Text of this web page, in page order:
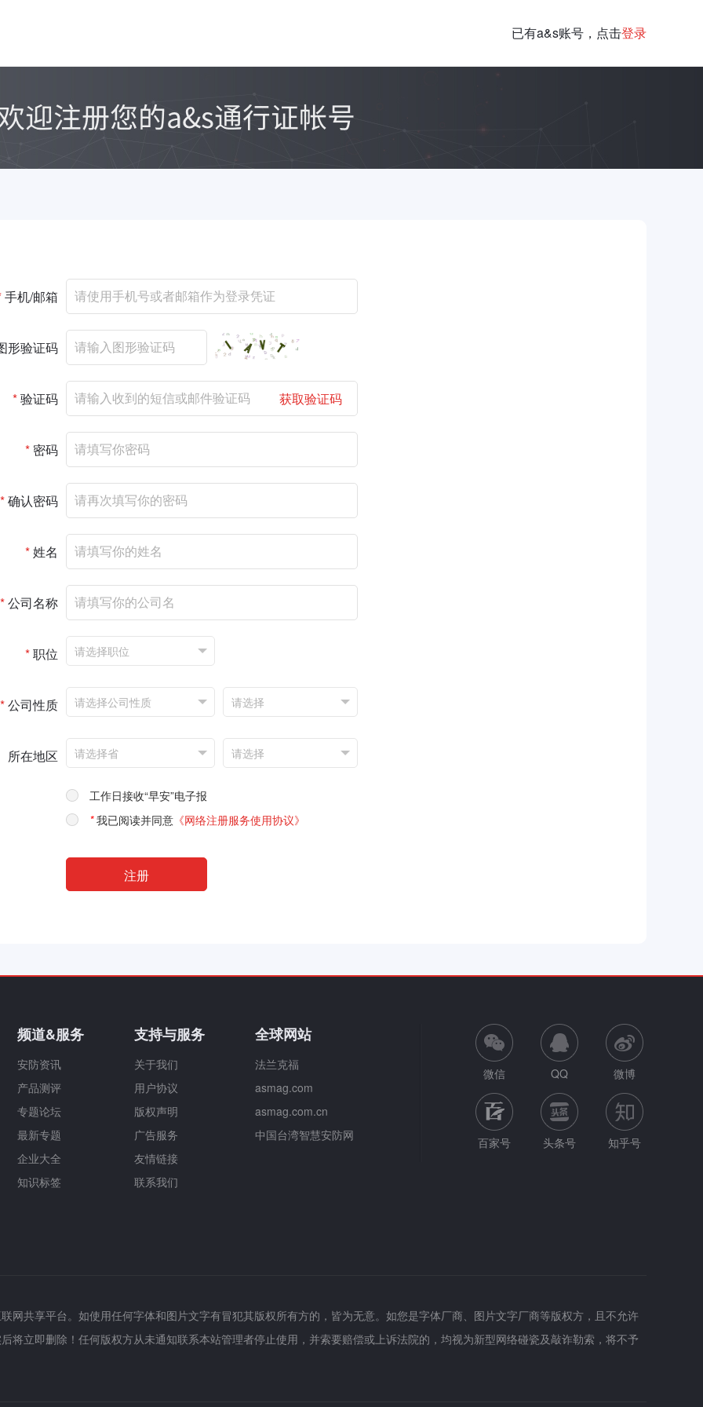
已有a&s账号，点击登录
手机/邮箱
形验证码
*验证码 获取验证码
* 密码
*确认密码
*姓名
*公司名称
*职位
*公司性质
所在地区
工作日接收“早安”电子报
*我已阅读并同意 《网络注册服务使用协议》
频道&服务
安防资讯
产品测评
专题论坛
最新专题
企业大全
知识标签
支持与服务
关于我们
用户协议
版权声明
广告服务
友情链接
联系我们
全球网站
法兰克福
asmag.com
asmag.com.cn
中国台湾智慧安防网
微信 QQ 微博
百家号 头条号 知乎号
网共享平台。如使用任何字体和图片文字有冒犯其版权所有方的，皆为无意。如您是字体厂商、图片文字厂商等版权方，且不允许
将立即删除！任何版权方从未通知联系本站管理者停止使用，并索要赔偿或上诉法院的，均视为新型网络碰瓷及敲诈勒索，将不予